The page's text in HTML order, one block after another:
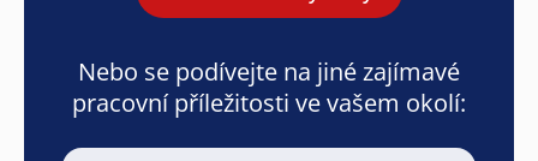
Nebo se podívejte na jiné zajímavé
pracovní příležitosti ve vašem okolí: